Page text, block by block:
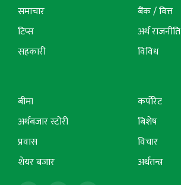
समाचार
टिप्स
सहकारी
बैंक / वित्त
अर्थ राजनीति
विविध
बीमा
अर्थबजार स्टोरी
प्रवास
शेयर बजार
कर्पोरेट
बिशेष
विचार
अर्थतन्त्र